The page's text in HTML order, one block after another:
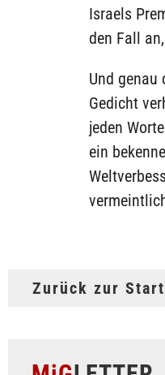
Israels
den Fall
Und
Gedicht
jeden
ein
Zurück zur